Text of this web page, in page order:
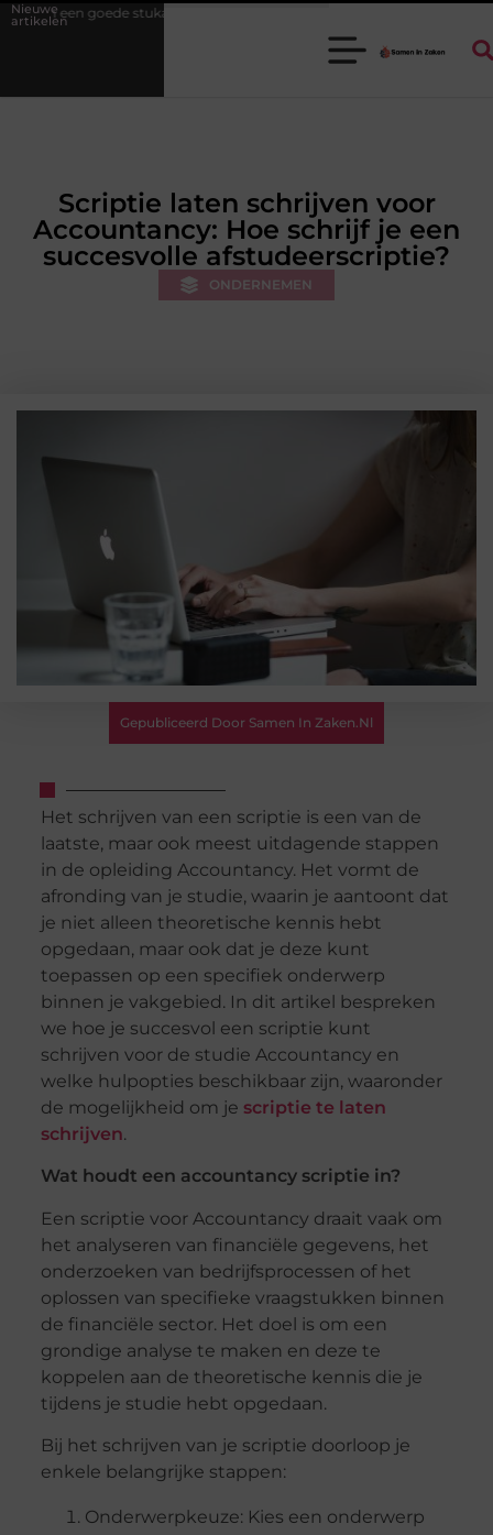
Nieuwe
artikelen het werk van de stukadoor makkelijker maakt
Scriptie laten schrijven voor
Accountancy: Hoe schrijf je een
succesvolle afstudeerscriptie?
ONDERNEMEN
Gepubliceerd Door Samen In Zaken.nl
Het schrijven van een scriptie is een van de
laatste, maar ook meest uitdagende stappen
in de opleiding Accountancy. Het vormt de
afronding van je studie, waarin je aantoont dat
je niet alleen theoretische kennis hebt
opgedaan, maar ook dat je deze kunt
toepassen op een specifiek onderwerp
binnen je vakgebied. In dit artikel bespreken
we hoe je succesvol een scriptie kunt
schrijven voor de studie Accountancy en
welke hulpopties beschikbaar zijn, waaronder
de mogelijkheid om je scriptie te laten
schrijven.
Wat houdt een accountancy scriptie in?
Een scriptie voor Accountancy draait vaak om
het analyseren van financiële gegevens, het
onderzoeken van bedrijfsprocessen of het
oplossen van specifieke vraagstukken binnen
de financiële sector. Het doel is om een
grondige analyse te maken en deze te
koppelen aan de theoretische kennis die je
tijdens je studie hebt opgedaan.
Bij het schrijven van je scriptie doorloop je
enkele belangrijke stappen:
Onderwerpkeuze: Kies een onderwerp